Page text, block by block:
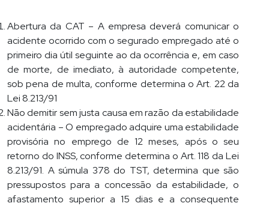
Abertura da CAT – A empresa deverá comunicar o
acidente ocorrido com o segurado empregado até o
primeiro dia útil seguinte ao da ocorrência e, em caso
de morte, de imediato, à autoridade competente,
sob pena de multa, conforme determina o Art. 22 da
Lei 8.213/91
Não demitir sem justa causa em razão da estabilidade
acidentária – O empregado adquire uma estabilidade
provisória no emprego de 12 meses, após o seu
retorno do INSS, conforme determina o Art. 118 da Lei
8.213/91. A súmula 378 do TST, determina que são
pressupostos para a concessão da estabilidade, o
afastamento superior a 15 dias e a consequente